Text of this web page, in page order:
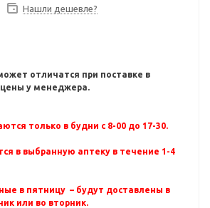
Нашли дешевле?
отличатся при поставке в
у менеджера.
только в будни с 8-00 до 17-30.
в выбранную аптеку в течение 1-4
в пятницу – будут доставлены в
или во вторник.